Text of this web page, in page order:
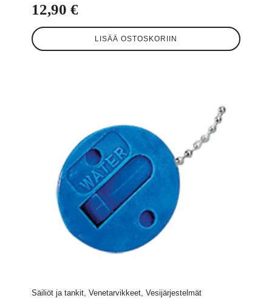
12,90 €
LISÄÄ OSTOSKORIIN
Säiliöt ja tankit, Venetarvikkeet, Vesijärjestelmät